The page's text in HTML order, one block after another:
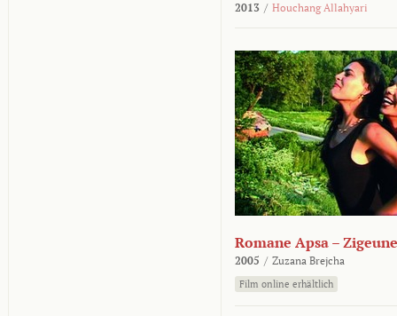
2013 / Houchang Allahyari
Romane Apsa –
2005 / Zuzana Brejcha
Film online erhältlich